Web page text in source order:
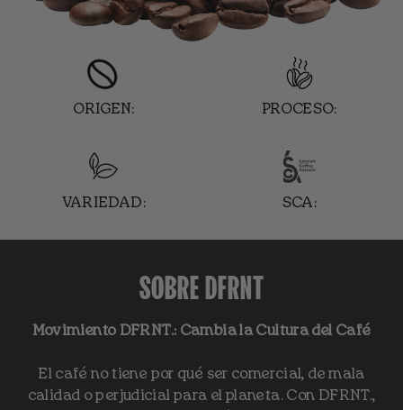
ORIGEN: PROCESO:
VARIEDAD: SCA:
SOBRE DFRNT
Movimiento DFRNT.: Cambia la Cultura del Café
El café no tiene por qué ser comercial, de mala
calidad o perjudicial para el planeta. Con DFRNT.,